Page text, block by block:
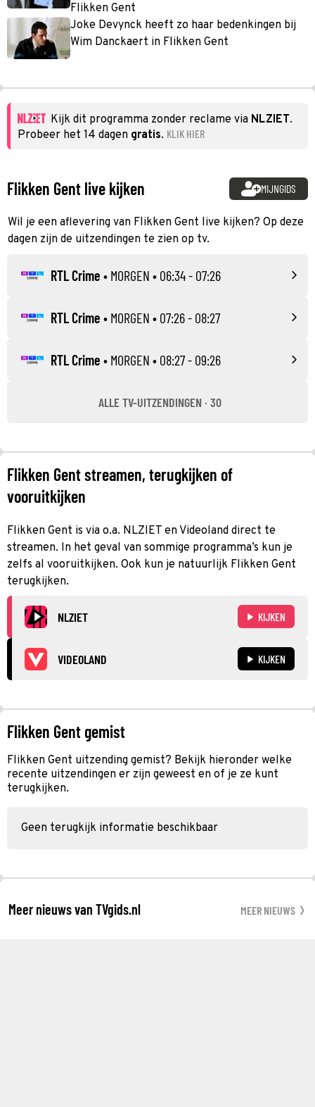
Flikken Gent
Joke Devynck heeft zo haar bedenkingen bij
Wim Danckaert in Flikken Gent
Kijk dit programma zonder reclame via NLZIET.
Probeer het 14 dagen gratis. KLIK HIER
Flikken Gent live kijken MIJNGIDS
Wil je een aflevering van Flikken Gent live kijken? Op deze
dagen zijn de uitzendingen te zien op tv.
RTL Crime • MORGEN • 06:34 - 07:26
RTL Crime • MORGEN • 07:26 - 08:27
RTL Crime • MORGEN • 08:27 - 09:26
ALLE TV-UITZENDINGEN · 30
Flikken Gent streamen, terugkijken of
vooruitkijken
Flikken Gent is via o.a. NLZIET en Videoland direct te
streamen. In het geval van sommige programma’s kun je
zelfs al vooruitkijken. Ook kun je natuurlijk Flikken Gent
terugkijken.
NLZIET KIJKEN
VIDEOLAND KIJKEN
Flikken Gent gemist
Flikken Gent uitzending gemist? Bekijk hieronder welke
recente uitzendingen er zijn geweest en of je ze kunt
terugkijken.
Geen terugkijk informatie beschikbaar
Meer nieuws van TVgids.nl MEER NIEUWS